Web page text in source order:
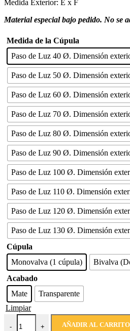
Medida Exterior: E x F
Material especial bajo pedido. No se
Medida de la Cúpula
Paso de Luz 40 Ø. Dimensión
Paso de Luz 50 Ø. Dimensión
Paso de Luz 60 Ø. Dimensión
Paso de Luz 70 Ø. Dimensión
Paso de Luz 80 Ø. Dimensión
Paso de Luz 90 Ø. Dimensión
Paso de Luz 100 Ø. Dimensión
Paso de Luz 110 Ø. Dimensión
Paso de Luz 120 Ø. Dimensión
Paso de Luz 130 Ø. Dimensión
Cúpula
Monovalva (1 cúpula)
Bivalva
Acabado
Mate
Transparente
Limpiar
- + AÑADIR AL CARRITO